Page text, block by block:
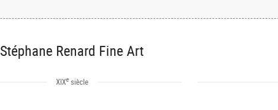
Stéphane Renard Fine Art
XIXesiècle